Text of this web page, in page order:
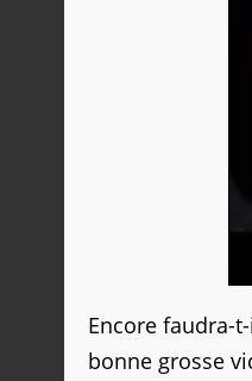
Encore faudra-
bonne grosse